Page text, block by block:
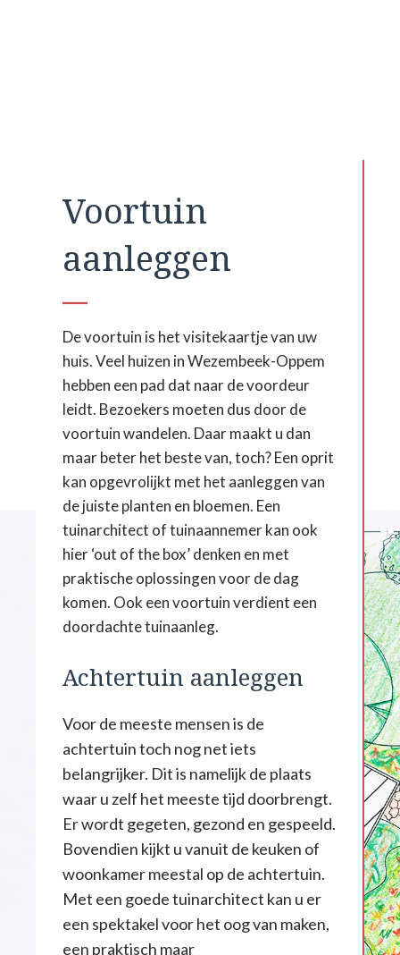
Voortuin
aanleggen
De voortuin is het visitekaartje van uw
huis. Veel huizen in Wezembeek-Oppem
hebben een pad dat naar de voordeur
leidt. Bezoekers moeten dus door de
voortuin wandelen. Daar maakt u dan
maar beter het beste van, toch? Een oprit
kan opgevrolijkt met het aanleggen van
de juiste planten en bloemen. Een
tuinarchitect of tuinaannemer kan ook
hier ‘out of the box’ denken en met
praktische oplossingen voor de dag
komen. Ook een voortuin verdient een
doordachte tuinaanleg.
Achtertuin aanleggen
Voor de meeste mensen is de
achtertuin toch nog net iets
belangrijker. Dit is namelijk de plaats
waar u zelf het meeste tijd doorbrengt.
Er wordt gegeten, gezond en gespeeld.
Bovendien kijkt u vanuit de keuken of
woonkamer meestal op de achtertuin.
Met een goede tuinarchitect kan u er
een spektakel voor het oog van maken,
een praktisch maar